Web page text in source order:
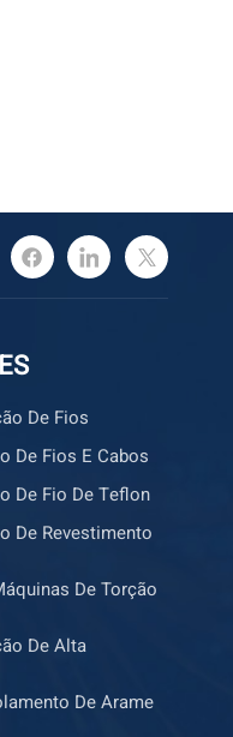
oficinas de
de inspeção
testes de
mas
linhas de
de
de cabos
produção
3.
fios de alta
estável de
De Fios
De Fios E Cabos
De Fio De Teflon
De Revestimento
De Torção
De Alta
De Arame